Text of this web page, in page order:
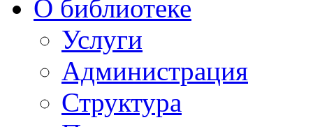
О библиотеке
Услуги
Администрация
Структура